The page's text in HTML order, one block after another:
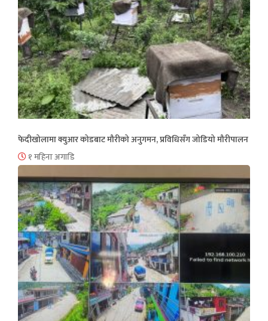
फेदीखोलामा क्युआर कोडबाट मौरीको अनुगमन, प्रविधिसँग जोडियो मौरीपालन
१ महिना अगाडि